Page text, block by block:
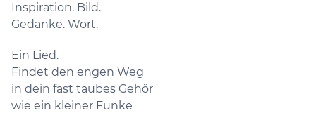
Inspiration. Bild.
Gedanke. Wort.
Ein Lied.
Findet den engen Weg
in dein fast taubes Gehör
wie ein kleiner Funke